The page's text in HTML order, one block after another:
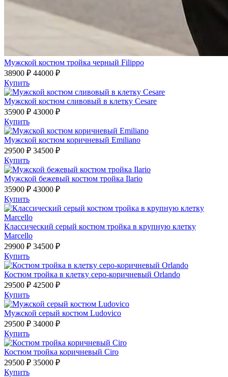
Мужской костюм тройка черный Filippo
38900 ₽ 44000 ₽
Купить
Мужской костюм сливовый в клетку Cesare
35900 ₽ 43000 ₽
Купить
Мужской костюм коричневый Emiliano
29500 ₽ 34500 ₽
Купить
Мужской бежевый костюм тройка Ilario
35900 ₽ 43000 ₽
Купить
Классический серый костюм тройка в крупную клетку
Marcello
29900 ₽ 34500 ₽
Купить
Костюм тройка в клетку серо-коричневый Orlando
29500 ₽ 42500 ₽
Купить
Мужской серый костюм Ludovico
29500 ₽ 34000 ₽
Купить
Костюм тройка коричневый Ciro
29500 ₽ 35000 ₽
Купить